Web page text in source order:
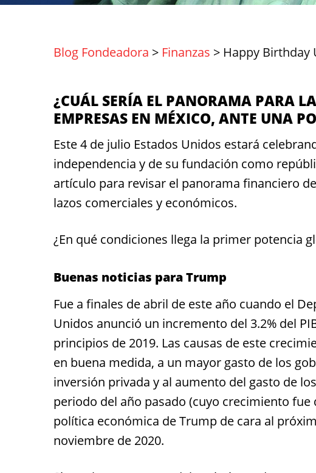
Blog Fondeadora > Finanzas > Happy Birthday
¿CUÁL SERÍA EL PANORAMA PARA
EMPRESAS EN MÉXICO, ANTE UNA
Este 4 de julio Estados Unidos estará
independencia y de su fundación como
artículo para revisar el panorama financiero
lazos comerciales y económicos.
¿En qué condiciones llega la primer potencia
Buenas noticias para Trump
Fue a finales de abril de este año cuando el
Unidos anunció un incremento del 3.2% del
principios de 2019. Las causas de este
en buena medida, a un mayor gasto de los
inversión privada y al aumento del gasto de
periodo del año pasado (cuyo crecimiento fue
política económica de Trump de cara al
noviembre de 2020.